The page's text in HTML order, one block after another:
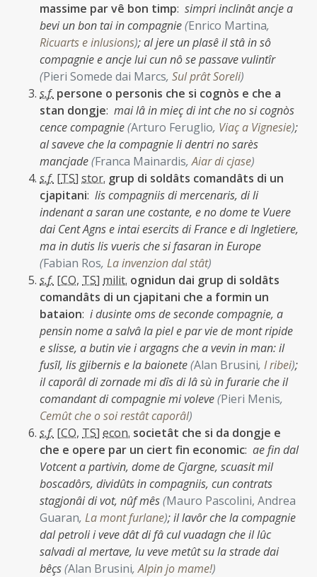
massime par vê bon timp: simpri inclinât ancje a
bevi un bon tai in compagnie(Enrico Martina,
Ricuarts e inlusions);al jere un plasê il stâ in sô
compagnie e ancje lui cun nô se passave vulintîr
(Pieri Somede dai Marcs, Sul prât Soreli)
s.f. persone o personis che si cognòs e che a
stan dongje: mai lâ in mieç di int che no si cognòs
cence compagnie(Arturo Feruglio, Viaç a Vignesie);
al saveve che la compagnie li dentri no sarès
mancjade(Franca Mainardis,Aiar di cjase)
s.f. [TS] stor. grup di soldâts comandâts di un
cjapitani: lis compagniis di mercenaris, di li
indenant a saran une costante, e no dome te Vuere
dai Cent Agns e intai esercits di France e di Ingletiere,
ma in dutis lis vueris che si fasaran in Europe
(Fabian Ros, La invenzion dal stât)
s.f. [CO, TS] milit. ognidun dai grup di soldâts
comandâts di un cjapitani che a formin un
bataion: i dusinte oms de seconde compagnie, a
pensin nome a salvâ la piel e par vie de mont ripide
e slisse, a butin vie i argagns che a vevin in man: il
fusîl, lis gjibernis e la baionete(Alan Brusini, I ribei);
il caporâl di zornade mi dîs di lâ sù in furarie che il
comandant di compagnie mi voleve(Pieri Menis,
Cemût che o soi restât caporâl)
s.f. [CO, TS] econ. societât che si da dongje e
che e opere par un ciert fin economic: ae fin dal
Votcent a partivin, dome de Cjargne, scuasit mil
boscadôrs, dividûts in compagniis, cun contrats
stagjonâi di vot, nûf mês(Mauro Pascolini, Andrea
Guaran, La mont furlane);il lavôr che la compagnie
dal petroli i veve dât di fâ cul vuadagn che il lûc
salvadi al mertave, lu veve metût su la strade dai
bêçs(Alan Brusini,Alpin jo mame!)